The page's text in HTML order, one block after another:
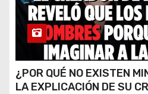
¿POR QUÉ NO EXISTEN
LA EXPLICACIÓN DE SU